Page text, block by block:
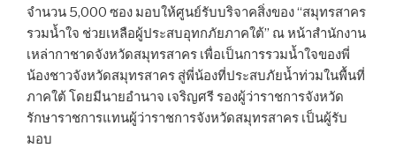
จำนวน 5,000 ซอง มอบให้ศูนย์รับบริจาคสิ่งของ “สมุทรสาคร
รวมน้ำใจ ช่วยเหลือผู้ประสบอุทกภัยภาคใต้” ณ หน้าสำนักงาน
เหล่ากาชาดจังหวัดสมุทรสาคร เพื่อเป็นการรวมน้ำใจของพี่
น้องชาวจังหวัดสมุทรสาคร สู่พี่น้องที่ประสบภัยน้ำท่วมในพื้นที่
ภาคใต้​ โดยมีนายอำนาจ เจริญศรี รองผู้ว่าราชการจังหวัด
รักษาราชการแทนผู้ว่าราชการจังหวัดสมุทรสาคร เป็นผู้รับ
มอบ